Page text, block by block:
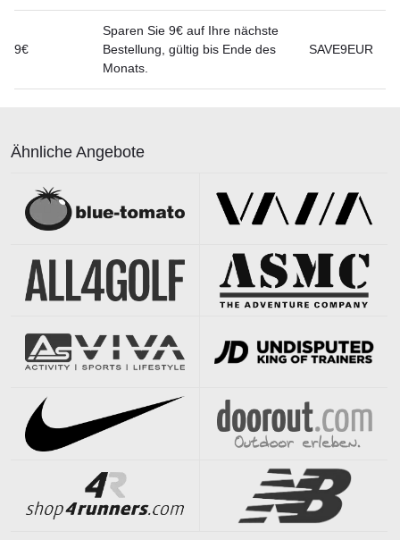
9€
Sparen Sie 9€ auf Ihre nächste
Bestellung, gültig bis Ende des
Monats.
SAVE9EUR
Ähnliche Angebote